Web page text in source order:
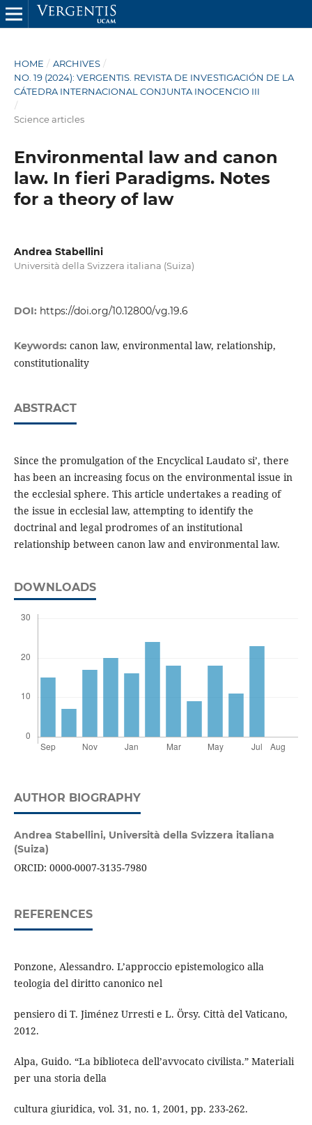
HOME / ARCHIVES /
NO. 19 (2024): VERGENTIS. REVISTA DE INVESTIGACIÓN DE LA
CÁTEDRA INTERNACIONAL CONJUNTA INOCENCIO III
/
Science articles
Environmental law and canon
law. In fieri Paradigms. Notes
for a theory of law
Andrea Stabellini
Università della Svizzera italiana (Suiza)
DOI: https://doi.org/10.12800/vg.19.6
Keywords: canon law, environmental law, relationship,
constitutionality
ABSTRACT
Since the promulgation of the Encyclical Laudato si’, there
has been an increasing focus on the environmental issue in
the ecclesial sphere. This article undertakes a reading of
the issue in ecclesial law, attempting to identify the
doctrinal and legal prodromes of an institutional
relationship between canon law and environmental law.
DOWNLOADS
AUTHOR BIOGRAPHY
Andrea Stabellini, Università della Svizzera italiana
(Suiza)
ORCID: 0000-0007-3135-7980
REFERENCES
Ponzone, Alessandro. L’approccio epistemologico alla
teologia del diritto canonico nel
pensiero di T. Jiménez Urresti e L. Örsy. Città del Vaticano,
2012.
Alpa, Guido. “La biblioteca dell’avvocato civilista.” Materiali
per una storia della
cultura giuridica, vol. 31, no. 1, 2001, pp. 233-262.